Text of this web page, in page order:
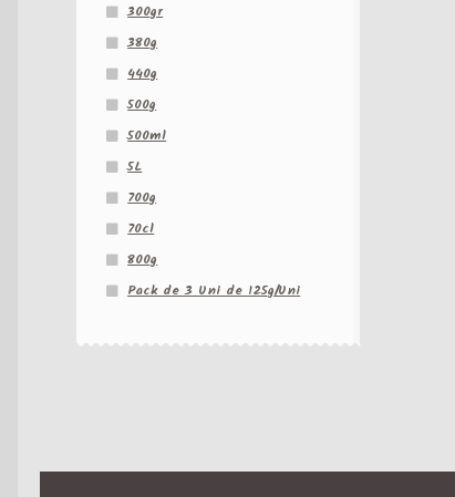
300gr
380g
440g
500g
500ml
5L
700g
70cl
800g
Pack de 3 Uni de 125g/Uni